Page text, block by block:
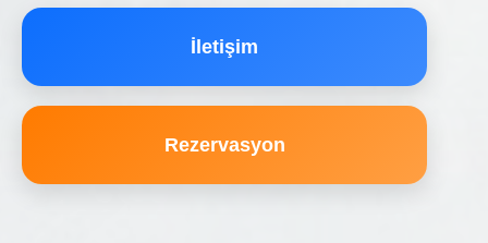
İletişim
Rezervasyon